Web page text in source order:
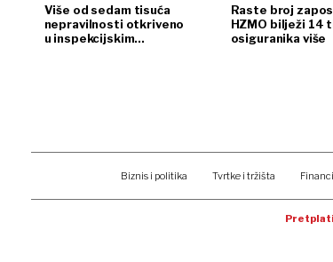
Više od sedam tisuća
nepravilnosti otkriveno
u inspekcijskim
Raste broj
HZMO bilježi 14
osiguranika više
Biznis i politika Tvrtke i tržišta